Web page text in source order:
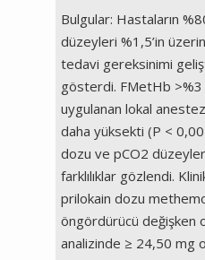
Bulgular: Hastaların
düzeyleri %1,5’in
tedavi gereksinimi
gösterdi. FMetHb >%3
uygulanan lokal
daha yüksekti (P <
dozu ve pCO2 düzeyleri
farklılıklar gözlendi.
prilokain dozu
öngördürücü değişken
analizinde ≥ 24,50 mg